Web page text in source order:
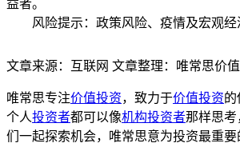
益者。
风险提示：政策风险、疫情及宏观经
文章来源：互联网 文章整理：唯常思价
唯常思专注价值投资，致力于价值投资的
个人投资者都可以像机构投资者那样思考
们一起探索机会，唯常思意为投资最重